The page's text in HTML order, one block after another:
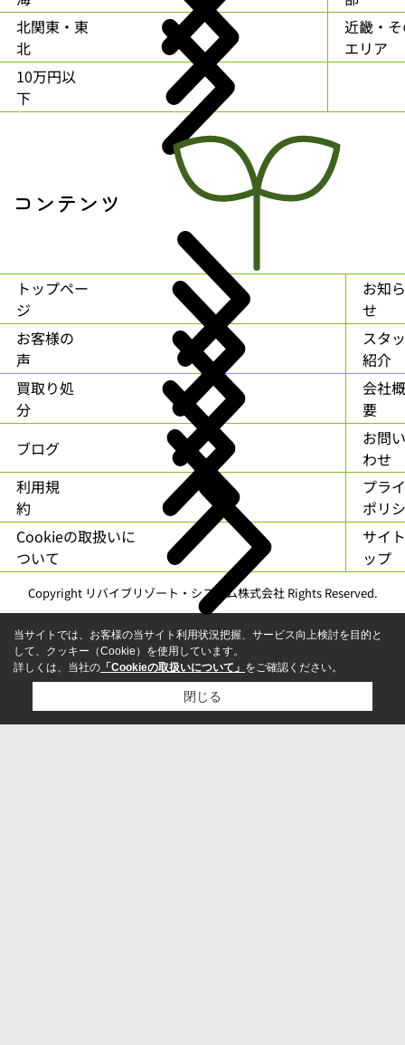
北関東・東
北
近畿・
エリア
10万円以
下
コンテンツ
トップペー
ジ
お知ら
せ
お客様の
声
スタ
紹介
買取り処
分
会社概
要
ブログ
お問
わせ
利用規
約
プラ
ポリ
Cookieの取扱いに
ついて
サイ
ップ
Copyright リバイブリゾート・システム株式会社 Rights Reserved.
当サイトでは、お客様の当サイト利用状況把握、サービス向上検討を目的と
して、クッキー（Cookie）を使用しています。
詳しくは、当社の 「Cookieの取扱いについて」 をご確認ください。
閉じる